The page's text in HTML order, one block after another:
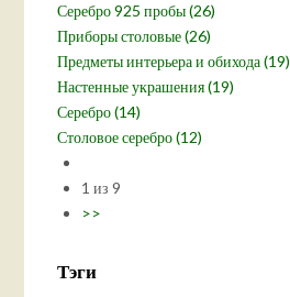
Серебро 925 пробы (26)
Приборы столовые (26)
Предметы интерьера и обихода (19)
Настенные украшения (19)
Серебро (14)
Столовое серебро (12)
1 из 9
>>
Тэги